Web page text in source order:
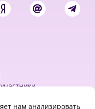
нам анализировать